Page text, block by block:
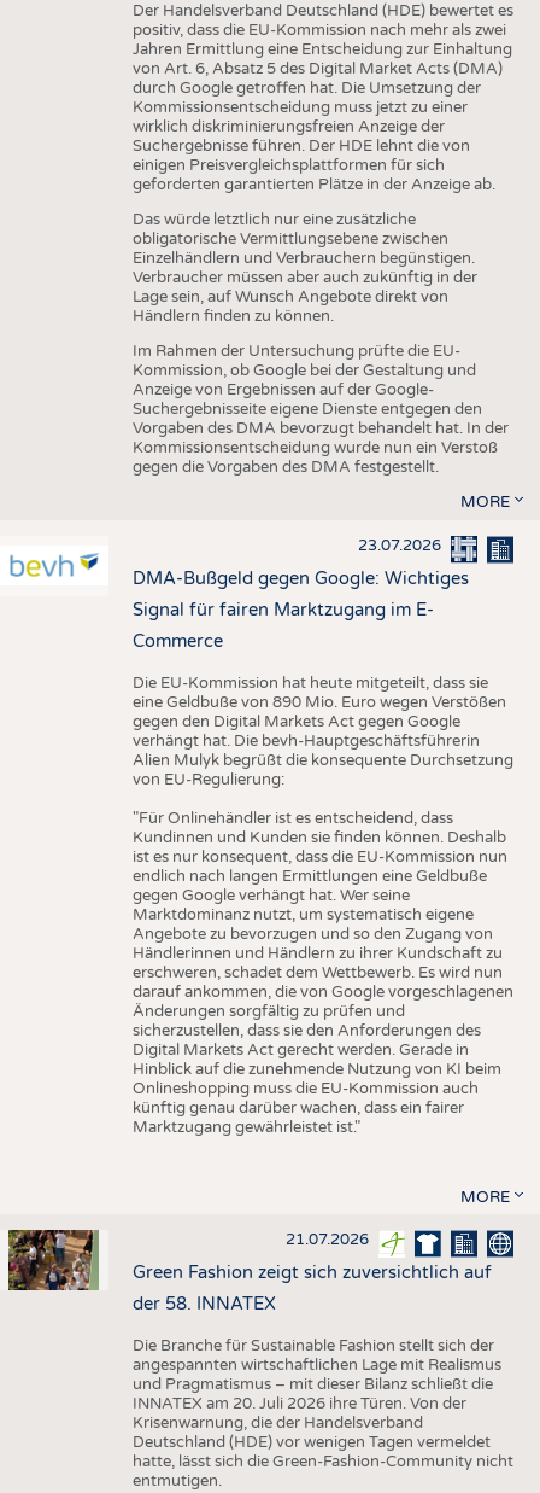
Der Handelsverband Deutschland (HDE) bewertet es
positiv, dass die EU-Kommission nach mehr als zwei
Jahren Ermittlung eine Entscheidung zur Einhaltung
von Art. 6, Absatz 5 des Digital Market Acts (DMA)
durch Google getroffen hat. Die Umsetzung der
Kommissionsentscheidung muss jetzt zu einer
wirklich diskriminierungsfreien Anzeige der
Suchergebnisse führen. Der HDE lehnt die von
einigen Preisvergleichsplattformen für sich
geforderten garantierten Plätze in der Anzeige ab.
Das würde letztlich nur eine zusätzliche
obligatorische Vermittlungsebene zwischen
Einzelhändlern und Verbrauchern begünstigen.
Verbraucher müssen aber auch zukünftig in der
Lage sein, auf Wunsch Angebote direkt von
Händlern finden zu können.
Im Rahmen der Untersuchung prüfte die EU-
Kommission, ob Google bei der Gestaltung und
Anzeige von Ergebnissen auf der Google-
Suchergebnisseite eigene Dienste entgegen den
Vorgaben des DMA bevorzugt behandelt hat. In der
Kommissionsentscheidung wurde nun ein Verstoß
gegen die Vorgaben des DMA festgestellt.
MORE
23.07.2026
DMA-Bußgeld gegen Google: Wichtiges
Signal für fairen Marktzugang im E-
Commerce
Die EU-Kommission hat heute mitgeteilt, dass sie
eine Geldbuße von 890 Mio. Euro wegen Verstößen
gegen den Digital Markets Act gegen Google
verhängt hat. Die bevh-Hauptgeschäftsführerin
Alien Mulyk begrüßt die konsequente Durchsetzung
von EU-Regulierung:
"Für Onlinehändler ist es entscheidend, dass
Kundinnen und Kunden sie finden können. Deshalb
ist es nur konsequent, dass die EU-Kommission nun
endlich nach langen Ermittlungen eine Geldbuße
gegen Google verhängt hat. Wer seine
Marktdominanz nutzt, um systematisch eigene
Angebote zu bevorzugen und so den Zugang von
Händlerinnen und Händlern zu ihrer Kundschaft zu
erschweren, schadet dem Wettbewerb. Es wird nun
darauf ankommen, die von Google vorgeschlagenen
Änderungen sorgfältig zu prüfen und
sicherzustellen, dass sie den Anforderungen des
Digital Markets Act gerecht werden. Gerade in
Hinblick auf die zunehmende Nutzung von KI beim
Onlineshopping muss die EU-Kommission auch
künftig genau darüber wachen, dass ein fairer
Marktzugang gewährleistet ist."
MORE
21.07.2026
Green Fashion zeigt sich zuversichtlich auf
der 58. INNATEX
Die Branche für Sustainable Fashion stellt sich der
angespannten wirtschaftlichen Lage mit Realismus
und Pragmatismus – mit dieser Bilanz schließt die
INNATEX am 20. Juli 2026 ihre Türen. Von der
Krisenwarnung, die der Handelsverband
Deutschland (HDE) vor wenigen Tagen vermeldet
hatte, lässt sich die Green-Fashion-Community nicht
entmutigen.